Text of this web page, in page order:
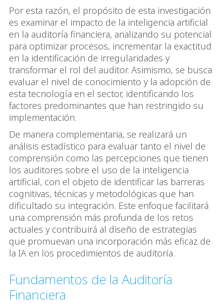
Por esta razón, el propósito de esta investigación
es examinar el impacto de la inteligencia artificial
en la auditoría financiera, analizando su potencial
para optimizar procesos, incrementar la exactitud
en la identificación de irregularidades y
transformar el rol del auditor. Asimismo, se busca
evaluar el nivel de conocimiento y la adopción de
esta tecnología en el sector, identificando los
factores predominantes que han restringido su
implementación.
De manera complementaria, se realizará un
análisis estadístico para evaluar tanto el nivel de
comprensión como las percepciones que tienen
los auditores sobre el uso de la inteligencia
artificial, con el objeto de identificar las barreras
cognitivas, técnicas y metodológicas que han
dificultado su integración. Este enfoque facilitará
una comprensión más profunda de los retos
actuales y contribuirá al diseño de estrategias
que promuevan una incorporación más eficaz de
la IA en los procedimientos de auditoría.
Fundamentos de la Auditoría
Financiera